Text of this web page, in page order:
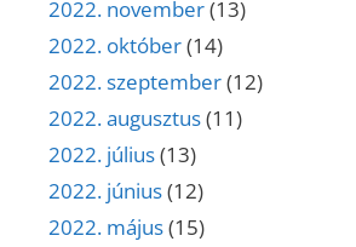
2022. november(13)
2022. október(14)
2022. szeptember(12)
2022. augusztus(11)
2022. július(13)
2022. június(12)
2022. május(15)